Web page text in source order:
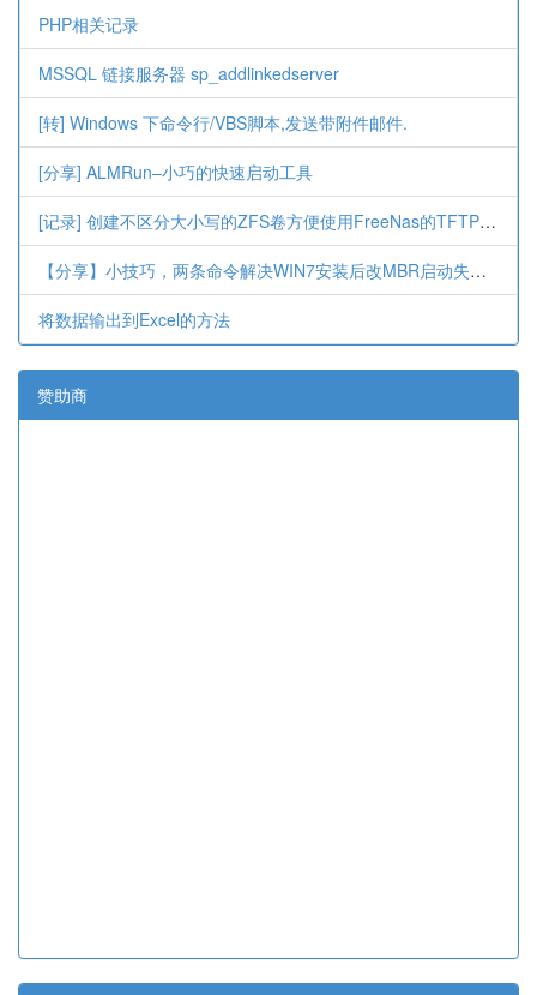
PHP相关记录
MSSQL 链接服务器 sp_addlinkedserver
[转] Windows 下命令行/VBS脚本,发送带附件邮件.
[分享] ALMRun–小巧的快速启动工具
[记录] 创建不区分大小写的ZFS卷方便使用FreeNas的TFTP服务器
【分享】小技巧，两条命令解决WIN7安装后改MBR启动失败问题
将数据输出到Excel的方法
赞助商